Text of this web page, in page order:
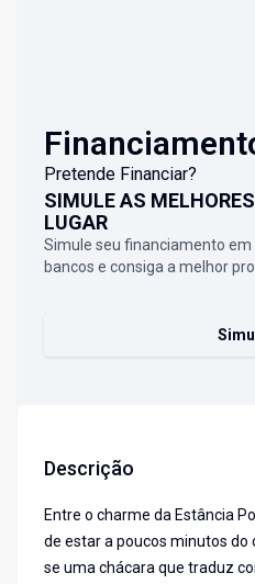
Pretende Financiar?
SIMULE AS
LUGAR
Simule seu financiamento
bancos e consiga a melhor
Descrição
Entre o charme da Estância
de estar a poucos minutos
se uma chácara que traduz